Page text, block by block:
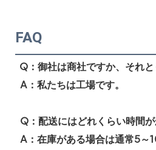
FAQ
Q：御社は商社ですか、それ
A：私たちは工場です。
Q：配送にはどれくらい時間